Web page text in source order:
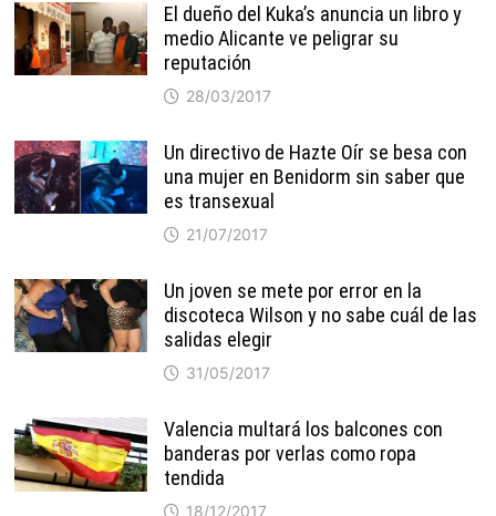
El dueño del Kuka’s anuncia un libro y
medio Alicante ve peligrar su
reputación
28/03/2017
Un directivo de Hazte Oír se besa con
una mujer en Benidorm sin saber que
es transexual
21/07/2017
Un joven se mete por error en la
discoteca Wilson y no sabe cuál de las
salidas elegir
31/05/2017
Valencia multará los balcones con
banderas por verlas como ropa
tendida
18/12/2017